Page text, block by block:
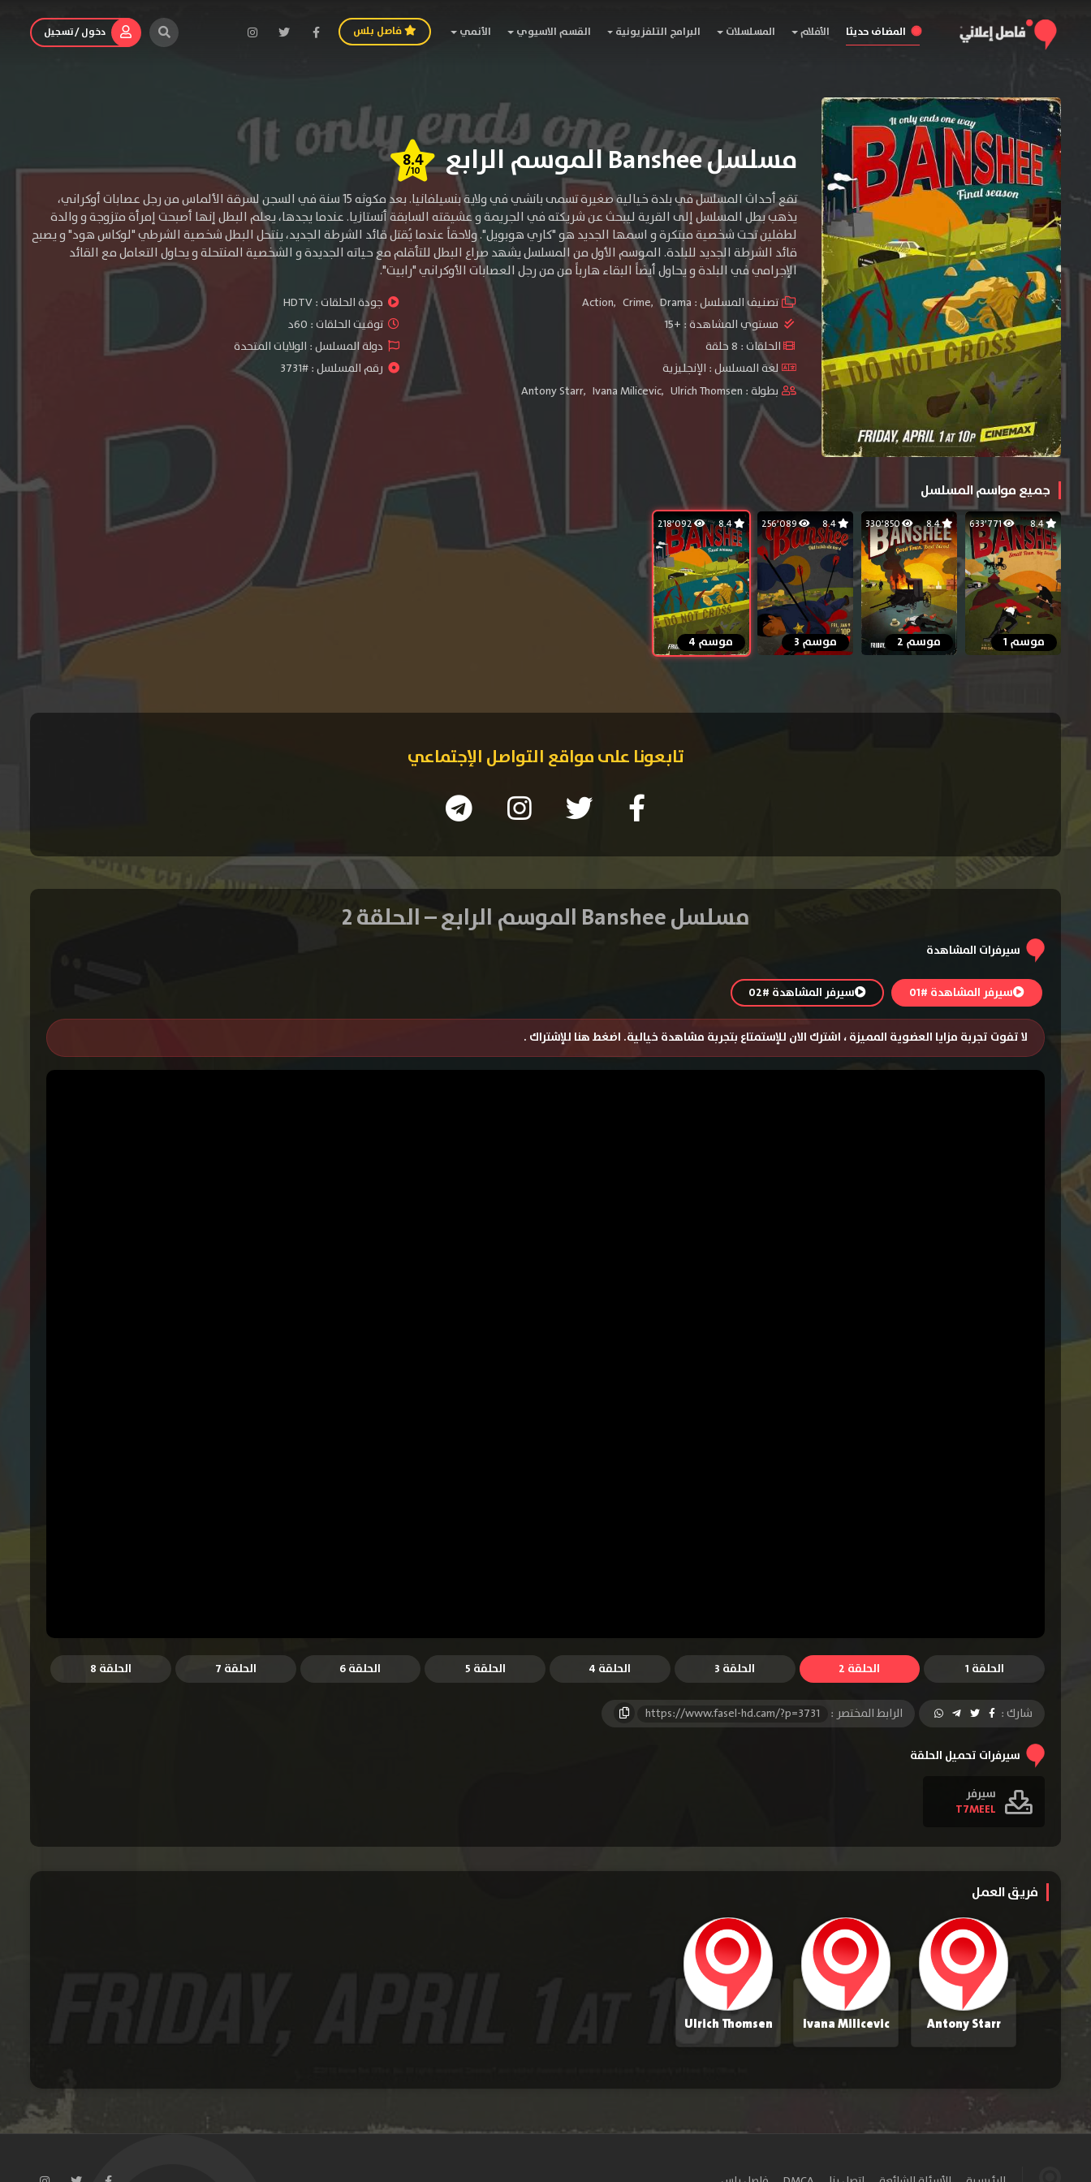
المضاف حديثا الأفلام المسلسلات البرامج التلفزيونية القسم الاسيوي الأنمي فاصل بلس دخول / تسجيل
مسلسل Banshee الموسم الرابع 8.4
/10
تقع أحداث المسلسل في بلدة خيالية صغيرة تسمى بانشي في ولاية بنسيلفانيا. بعد مكوثه 15 سنة في السجن لسرقة الألماس من رجل عصابات أوكراني،
يذهب بطل المسلسل إلى القرية ليبحث عن شريكته في الجريمة و عشيقته السابقة أنستازيا. عندما يجدها، يعلم البطل إنها أصبحت إمرأة متزوجة و والدة
لطفلين تحت شخصية مبتكرة و اسمها الجديد هو "كاري هوبويل". ولاحقاً عندما يُقتل قائد الشرطة الجديد، ينتحل البطل شخصية الشرطي "لوكاس هود" و يصبح
قائد الشرطة الجديد للبلدة. الموسم الأول من المسلسل يشهد صراع البطل للتأقلم مع حياته الجديدة و الشخصية المنتحلة و يحاول التعامل مع القائد
الإجرامي في البلدة و يحاول أيضاً البقاء هارباً من من رجل العصابات الأوكراني "رابيت".
تصنيف المسلسل : Action, Crime, Drama جودة الحلقات :HDTV
مستوي المشاهدة : +15
توقيت الحلقات : 60د
الحلقات : 8 حلقة
دولة المسلسل : الولايات المتحدة
لغة المسلسل : الإنجليزية
رقم المسلسل : #3731
بطولة :
Antony Starr, Ivana Milicevic, Ulrich Thomsen
جميع مواسم المسلسل
8.4 633٬771
موسم 1
8.4 330٬850
موسم 2
256٬089
موسم 3
218٬092
موسم 4
تابعونا على مواقع التواصل الإجتماعي
مسلسل Banshee الموسم الرابع – الحلقة 2
سيرفرات المشاهدة
سيرفر المشاهدة #01 سيرفر المشاهدة #02
لا تفوت تجربة مزايا العضوية المميزة ، اشترك الان للإستمتاع بتجربة مشاهدة خيالية. اضغط هنا للإشتراك .
الحلقة 1 الحلقة 2 الحلقة 3 الحلقة 4 الحلقة 5 الحلقة 6 الحلقة 7 الحلقة 8
شارك : الرابط المختصر : https://www.fasel-hd.cam/?p=3731
سيرفرات تحميل الحلقة
سيرفر
T7MEEL
فريق العمل
Antony Starr
Ivana Milicevic
Ulrich Thomsen